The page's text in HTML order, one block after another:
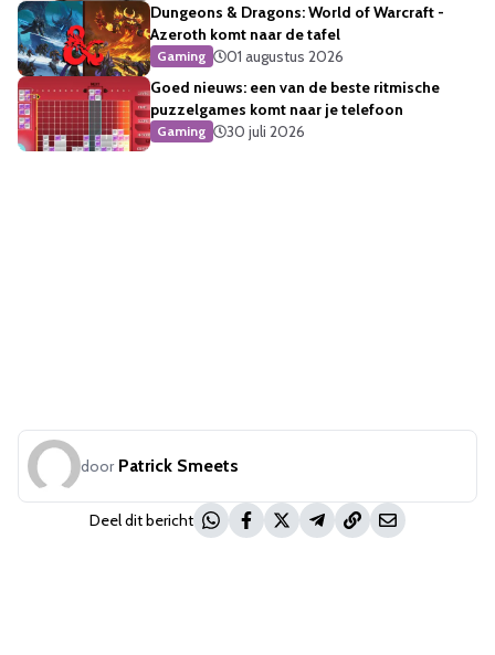
Dungeons & Dragons: World of Warcraft -
Azeroth komt naar de tafel
Gaming
01 augustus 2026
Goed nieuws: een van de beste ritmische
puzzelgames komt naar je telefoon
Gaming 30 juli 2026
door Patrick Smeets
Deel dit bericht